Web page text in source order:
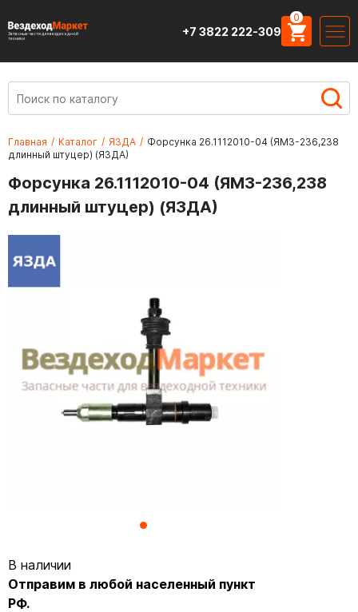
Запасные части для вездеходной
техники
+7 3822 222-309
0
Главная / Каталог / ЯЗДА / Форсунка 26.1112010-04 (ЯМЗ-236,238
длинный штуцер) (ЯЗДА)
Форсунка 26.1112010-04 (ЯМЗ-236,238
длинный штуцер) (ЯЗДА)
В наличии
Отправим в любой населенный пункт
РФ.